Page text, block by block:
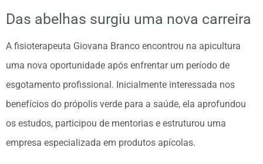
Das abelhas surgiu uma nova carreira
A fisioterapeuta Giovana Branco encontrou na apicultura
uma nova oportunidade após enfrentar um período de
esgotamento profissional. Inicialmente interessada nos
benefícios do própolis verde para a saúde, ela aprofundou
os estudos, participou de mentorias e estruturou uma
empresa especializada em produtos apícolas.